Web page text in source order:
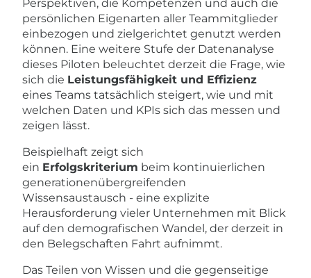
Perspektiven, die Kompetenzen und auch die
persönlichen Eigenarten aller Teammitglieder
einbezogen und zielgerichtet genutzt werden
können. Eine weitere Stufe der Datenanalyse
dieses Piloten beleuchtet derzeit die Frage, wie
sich die Leistungsfähigkeit und Effizienz
eines Teams tatsächlich steigert, wie und mit
welchen Daten und KPIs sich das messen und
zeigen lässt.
Beispielhaft zeigt sich
ein Erfolgskriterium beim kontinuierlichen
generationenübergreifenden
Wissensaustausch - eine explizite
Herausforderung vieler Unternehmen mit Blick
auf den demografischen Wandel, der derzeit in
den Belegschaften Fahrt aufnimmt.
Das Teilen von Wissen und die gegenseitige